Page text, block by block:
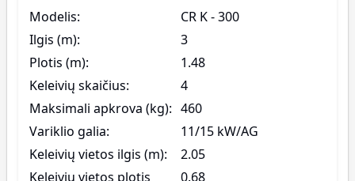
Modelis:
CR K - 300
Ilgis (m):
3
Plotis (m):
1.48
Keleivių skaičius:
4
Maksimali apkrova (kg): 460
Variklio galia:
11/15 kW/AG
Keleivių vietos ilgis (m):
2.05
Keleivių vietos plotis
0.68